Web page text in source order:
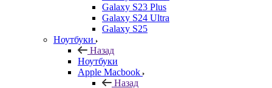
Galaxy S23 Plus
Galaxy S24 Ultra
Galaxy S25
Ноутбуки
Назад
Ноутбуки
Apple Macbook
Назад